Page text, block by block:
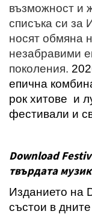
възможност и
списъка си за
носят обмяна
незабравими
поколения.
епична
рок хитове и
фестивали и
Download
твърдата
Изданието на
състои в